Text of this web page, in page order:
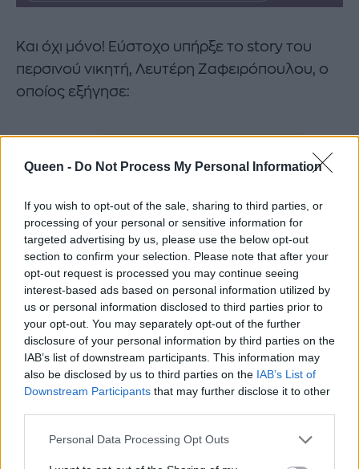
Queen - Do Not Process My Personal Information
If you wish to opt-out of the sale, sharing to third parties, or
processing of your personal or sensitive information for
targeted advertising by us, please use the below opt-out
section to confirm your selection. Please note that after your
opt-out request is processed you may continue seeing
interest-based ads based on personal information utilized by
us or personal information disclosed to third parties prior to
your opt-out. You may separately opt-out of the further
disclosure of your personal information by third parties on the
IAB’s list of downstream participants. This information may
also be disclosed by us to third parties on the IAB’s List of
Downstream Participants that may further disclose it to other
Personal Data Processing Opt Outs
Και όχι μόνο! Εύστοχο υπήρξε το story του
περσινού νικητή, Λευτέρη Ζαφειρόπουλου, ο
οποίος εξήγησε:
«Πρώτη φορά θα
θυμούνται τον παίκτη 10
ως winner του MasterChef».